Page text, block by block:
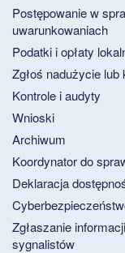
Postępowanie w
uwarunkowaniach
Podatki i opłaty
Zgłoś nadużycie lub
Kontrole i audyty
Wnioski
Archiwum
Koordynator do
Deklaracja
Zgłaszanie
sygnalistów